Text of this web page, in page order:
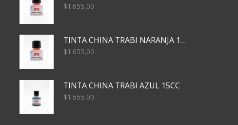
$1.655,00
TINTA CHINA TRABI NARANJA 15CC
$1.655,00
TINTA CHINA TRABI AZUL 15CC
$1.655,00